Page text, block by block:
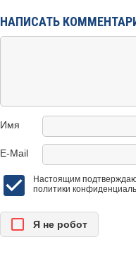
НАПИСАТЬ
Имя
E-Mail
Настоящим
политики
Я нe рoбoт